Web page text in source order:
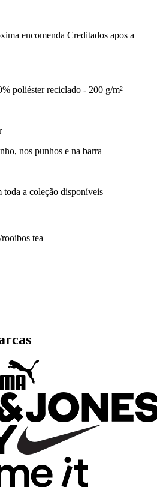
encomenda Creditados apos a
poliéster reciclado - 200 g/m²
nos punhos e na barra
toda a coleção disponíveis
tea